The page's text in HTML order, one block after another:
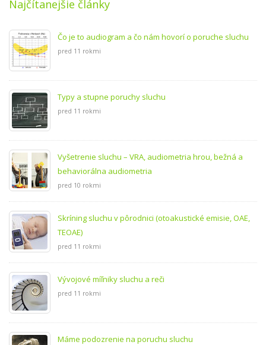
Najčítanejšie články
Čo je to audiogram a čo nám hovorí o poruche sluchu
pred 11 rokmi
Typy a stupne poruchy sluchu
pred 11 rokmi
Vyšetrenie sluchu – VRA, audiometria hrou, bežná a
behaviorálna audiometria
pred 10 rokmi
Skríning sluchu v pôrodnici (otoakustické emisie, OAE,
TEOAE)
pred 11 rokmi
Vývojové míľniky sluchu a reči
pred 11 rokmi
Máme podozrenie na poruchu sluchu